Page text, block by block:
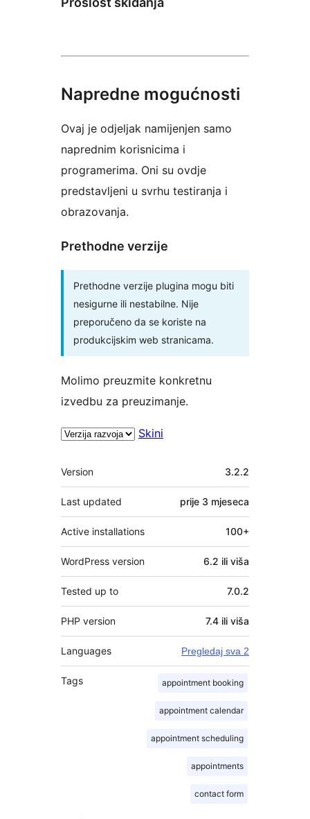
Napredne mogućnosti
Ovaj je odjeljak namijenjen samo
naprednim korisnicima i
programerima. Oni su ovdje
predstavljeni u svrhu testiranja i
obrazovanja.
Prethodne verzije
Prethodne verzije plugina mogu biti
nesigurne ili nestabilne. Nije
preporučeno da se koriste na
produkcijskim web stranicama.
Molimo preuzmite konkretnu
izvedbu za preuzimanje.
Skini
Meta
Version 3.2.2
Last updated prije 3 mjeseca
Active installations 100+
WordPress version 6.2 ili viša
Tested up to 7.0.2
PHP version 7.4 ili viša
Languages Pregledaj sva 2
Tags appointment booking
appointment calendar
appointment scheduling
appointments
contact form